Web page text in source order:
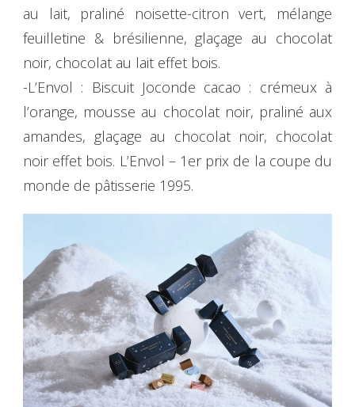
au lait, praliné noisette-citron vert, mélange
feuilletine & brésilienne, glaçage au chocolat
noir, chocolat au lait effet bois.
-L’Envol : Biscuit Joconde cacao : crémeux à
l’orange, mousse au chocolat noir, praliné aux
amandes, glaçage au chocolat noir, chocolat
noir effet bois. L’Envol – 1er prix de la coupe du
monde de pâtisserie 1995.